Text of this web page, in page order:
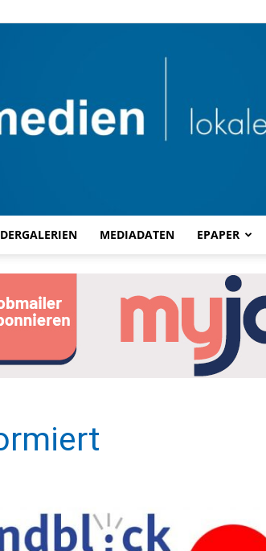
MEDIADATEN EPAPER